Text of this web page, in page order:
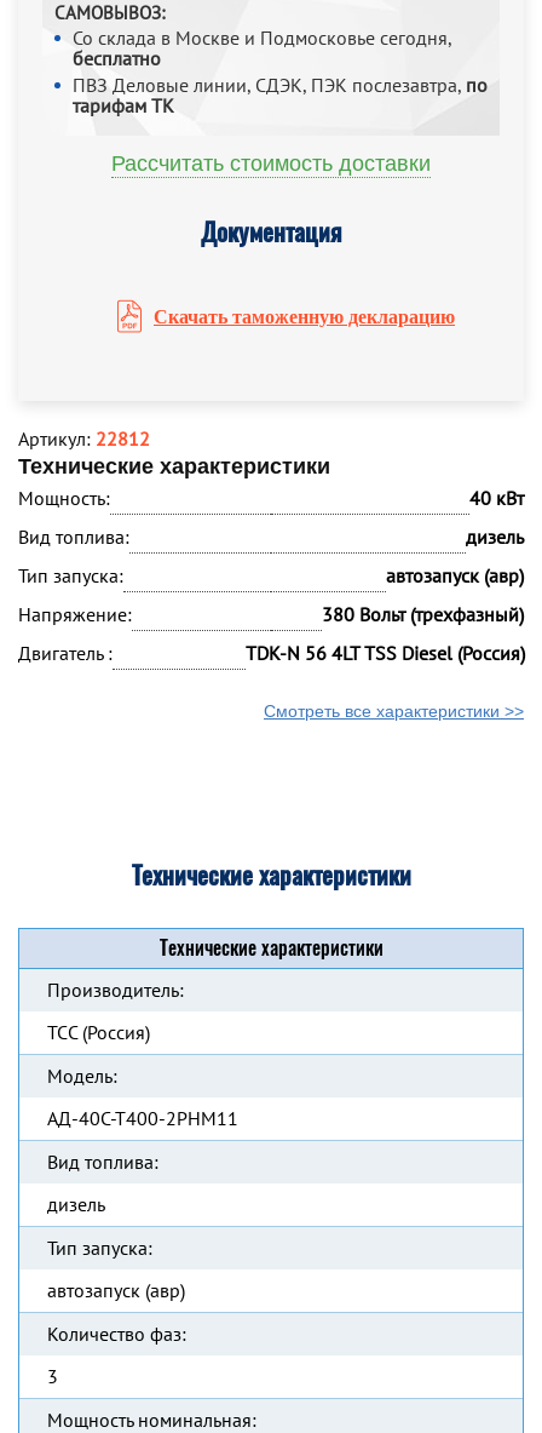
САМОВЫВОЗ:
Со склада в Москве и Подмосковье сегодня,
бесплатно
ПВЗ Деловые линии, СДЭК, ПЭК послезавтра, по
тарифам ТК
Рассчитать стоимость доставки
Документация
Скачать таможенную декларацию
Артикул: 22812
Технические характеристики
Мощность:
40 кВт
Вид топлива:
дизель
Тип запуска:
автозапуск (авр)
Напряжение:
380 Вольт (трехфазный)
Двигатель :
TDK-N 56 4LT TSS Diesel (Россия)
Смотреть все характеристики >>
Технические характеристики
Технические характеристики
Производитель:
ТСС (Россия)
Модель:
АД-40С-Т400-2РНМ11
Вид топлива:
дизель
Тип запуска:
автозапуск (авр)
Количество фаз:
3
Мощность номинальная: